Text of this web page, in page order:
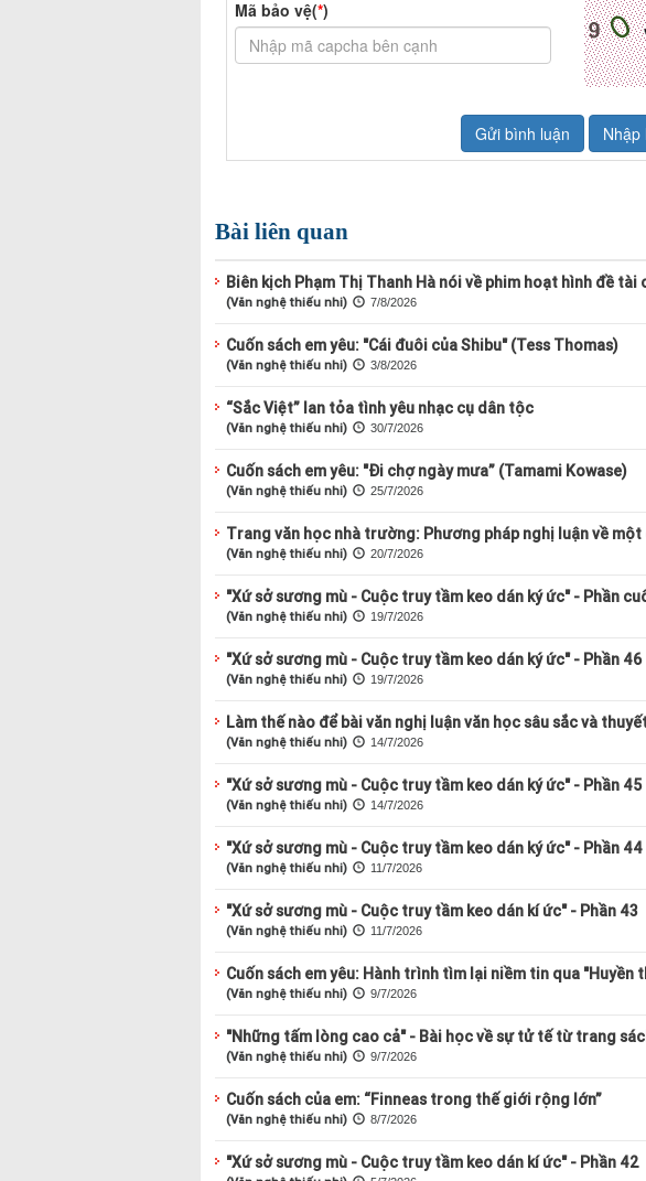
Bài liên quan
Biên kịch Phạm Thị Thanh Hà nói về phim hoạt hình đề
(Văn nghệ thiếu nhi) 7/8/2026
Cuốn sách em yêu: "Cái đuôi của Shibu" (Tess Thomas)
(Văn nghệ thiếu nhi) 3/8/2026
“Sắc Việt” lan tỏa tình yêu nhạc cụ dân tộc
(Văn nghệ thiếu nhi) 30/7/2026
Cuốn sách em yêu: "Đi chợ ngày mưa” (Tamami Kowase)
(Văn nghệ thiếu nhi) 25/7/2026
Trang văn học nhà trường: Phương pháp nghị luận về
(Văn nghệ thiếu nhi) 20/7/2026
"Xứ sở sương mù - Cuộc truy tầm keo dán ký ức" - Phần
(Văn nghệ thiếu nhi) 19/7/2026
"Xứ sở sương mù - Cuộc truy tầm keo dán ký ức" - Phần 46
(Văn nghệ thiếu nhi) 19/7/2026
Làm thế nào để bài văn nghị luận văn học sâu sắc và
(Văn nghệ thiếu nhi) 14/7/2026
"Xứ sở sương mù - Cuộc truy tầm keo dán ký ức" - Phần 45
(Văn nghệ thiếu nhi) 14/7/2026
"Xứ sở sương mù - Cuộc truy tầm keo dán ký ức" - Phần 44
(Văn nghệ thiếu nhi) 11/7/2026
"Xứ sở sương mù - Cuộc truy tầm keo dán kí ức" - Phần 43
(Văn nghệ thiếu nhi) 11/7/2026
Cuốn sách em yêu: Hành trình tìm lại niềm tin qua "Huyền
(Văn nghệ thiếu nhi) 9/7/2026
"Những tấm lòng cao cả" - Bài học về sự tử tế từ trang
(Văn nghệ thiếu nhi) 9/7/2026
Cuốn sách của em: “Finneas trong thế giới rộng lớn”
(Văn nghệ thiếu nhi) 8/7/2026
"Xứ sở sương mù - Cuộc truy tầm keo dán kí ức" - Phần 42